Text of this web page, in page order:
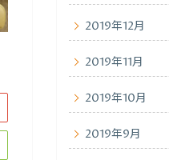
2019年12月
2019年11月
2019年10月
2019年9月